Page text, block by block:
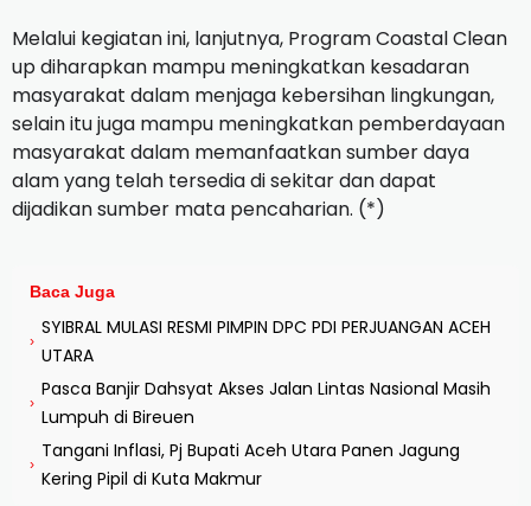
Melalui kegiatan ini, lanjutnya, Program Coastal Clean
up diharapkan mampu meningkatkan kesadaran
masyarakat dalam menjaga kebersihan lingkungan,
selain itu juga mampu meningkatkan pemberdayaan
masyarakat dalam memanfaatkan sumber daya
alam yang telah tersedia di sekitar dan dapat
dijadikan sumber mata pencaharian. (*)
Baca Juga
›
SYIBRAL MULASI RESMI PIMPIN DPC PDI PERJUANGAN ACEH
UTARA
›
Pasca Banjir Dahsyat Akses Jalan Lintas Nasional Masih
Lumpuh di Bireuen
›
Tangani Inflasi, Pj Bupati Aceh Utara Panen Jagung
Kering Pipil di Kuta Makmur